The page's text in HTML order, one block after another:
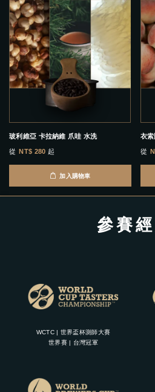
玻利維亞 卡拉納維 爪哇 水洗
從 NT$ 280 起
加入購物車
衣
從
參賽
WCTC | 世界盃杯測師大賽
世界賽 | 台灣冠軍